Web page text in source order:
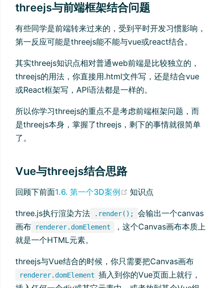
threejs与前端框架结合问题
有些同学是前端转来过来的，受到平时开发习惯影响，
第一反应可能是threejs能不能与vue或react结合。
其实threejs知识点相对普通web前端是比较独立的，
threejs的用法，你直接用.html文件写，还是结合vue
或React框架写，API语法都是一样的。
所以你学习threejs的重点不是考虑前端框架问题，而
是threejs本身，掌握了threejs，剩下的事情就很简单
了。
Vue与threejs结合思路
回顾下前面1.6. 第一个3D案例 (opens new window)
知识点
three.js执行渲染方法 .render();
会输出一个canvas
画布
renderer.domElement
，这个Canvas画布本质上
就是一个HTML元素。
threejs与Vue结合的时候，你只需要把Canvas画布
renderer.domElement 插入到你的Vue页面上就行，